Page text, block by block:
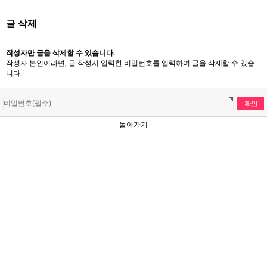
글 삭제
작성자만 글을 삭제할 수 있습니다.
작성자 본인이라면, 글 작성시 입력한 비밀번호를 입력하여 글을 삭제할 수 있습
니다.
돌아가기